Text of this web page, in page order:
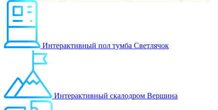
Интерактивный пол тумба Светлячок
Интерактивный скалодром Вершина